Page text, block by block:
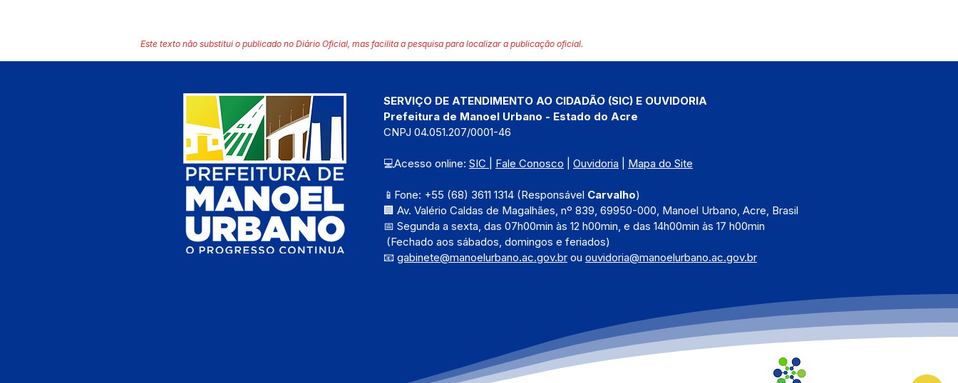
Este texto não substitui o publicado no Diário Oficial, mas facilita a pesquisa para localizar a publicação oficial.
SERVIÇO DE ATENDIMENTO AO CIDADÃO (SIC) E OUVIDORIA
Prefeitura de Manoel Urbano - Estado do Acre
CNPJ 04.051.207/0001-46
💻Acesso online: SIC Fale Conosco Ouvidoria Mapa do Site
📱Fone: +55 (68) 3611 1314 (Responsável Carvalho)
🏢 Av. Valério Caldas de Magalhães, nº 839, 69950-000, Manoel Urbano, Acre, Brasil
📅 Segunda a sexta, das 07h00min às 12 h00min, e das 14h00min às 17 h00min
(Fechado aos sábados, domingos e feriados)
📧 gabinete@manoelurbano.ac.gov.br ou ouvidoria@manoelurbano.ac.gov.br